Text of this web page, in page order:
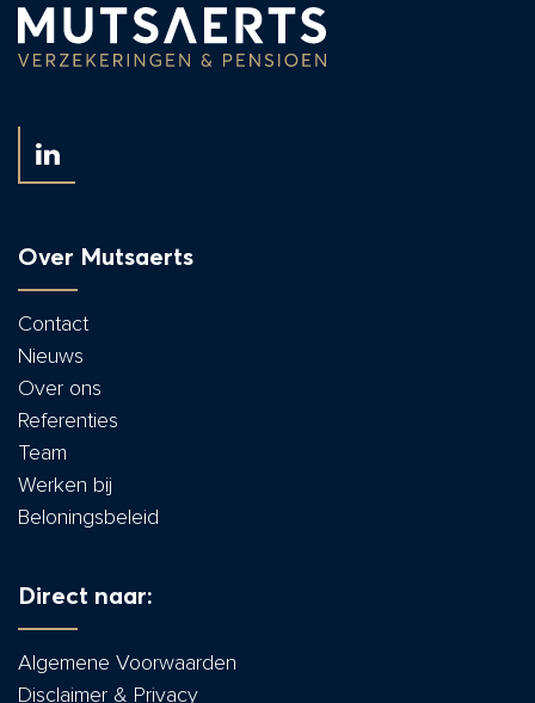
Over Mutsaerts
Contact
Nieuws
Over ons
Referenties
Team
Werken bij
Beloningsbeleid
Direct naar:
Algemene Voorwaarden
Disclaimer & Privacy